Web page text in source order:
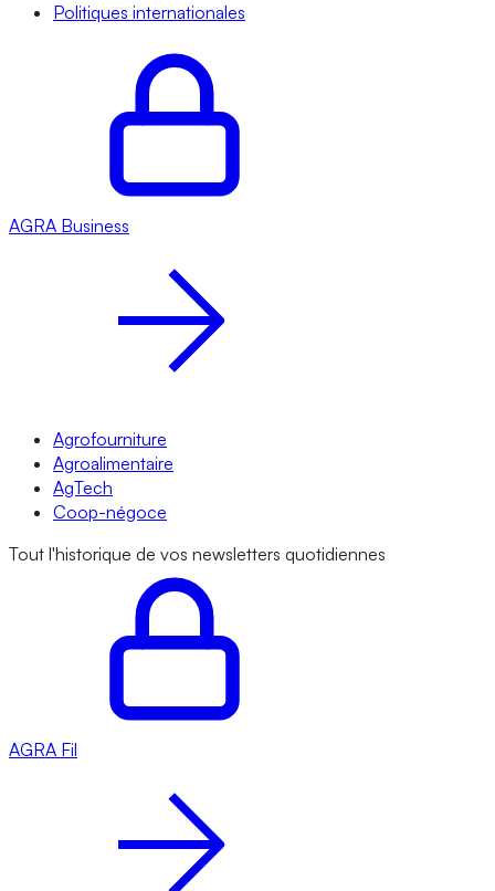
Politiques internationales
AGRA Business
Agrofourniture
Agroalimentaire
AgTech
Coop-négoce
Tout l'historique de vos newsletters quotidiennes
AGRA Fil